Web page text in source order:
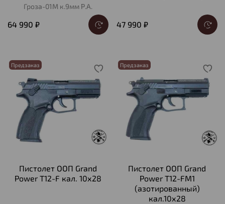
Гроза-01М к.9мм Р.А.
64 990 ₽ 47 990 ₽
Предзаказ
Пистолет ООП Grand
Power T12-F кал. 10х28
Предзаказ
Пистолет ООП Grand
Power T12-FM1
(азотированный)
кал.10х28